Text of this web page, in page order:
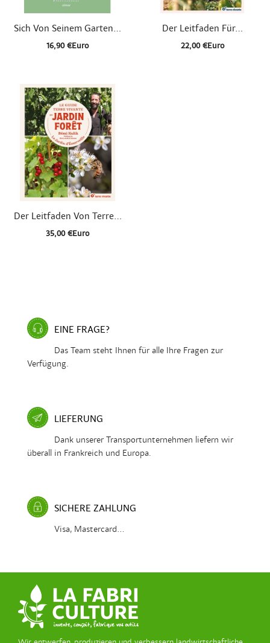
Schnellansicht
Sich Von Seinem Garten...
16,90 €Euro
 Schnellansicht
Der Leitfaden Für...
22,00 €Euro
Schnellansicht
Der Leitfaden Von Terre...
35,00 €Euro
EINE FRAGE?
Das Team steht Ihnen für alle Ihre Fragen zur
Verfügung.
LIEFERUNG
Dank unserer Transportunternehmen liefern wir
überall in Frankreich und Europa.
SICHERE ZAHLUNG
Visa, Mastercard...